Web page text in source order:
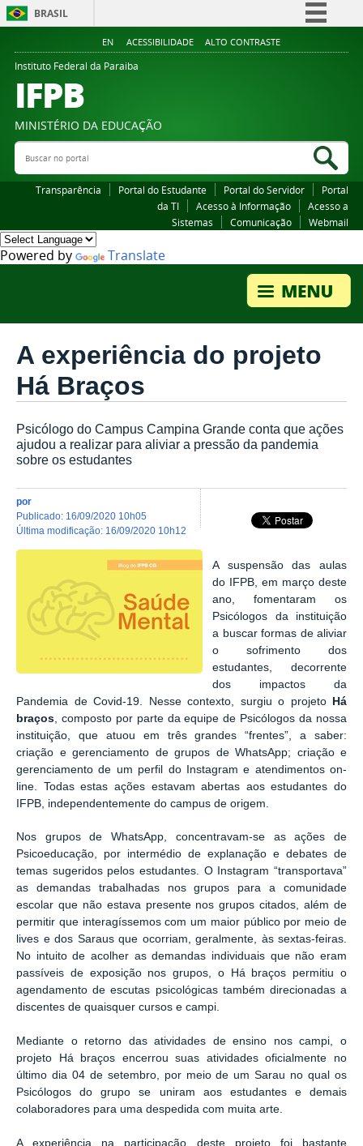
BRASIL
Simplifique!
Legislação
EN ACESSIBILIDADE ALTO CONTRASTE
Instituto Federal da Paraiba
IFPB
MINISTÉRIO DA EDUCAÇÃO
Buscar no portal
Transparência Portal do Estudante Portal do Servidor
Portal
da TI
Acesso à Informação
Acesso a
Sistemas
Comunicação Webmail
Powered by Translate
A experiência do projeto
Há Braços
Psicólogo do Campus Campina Grande conta que ações
ajudou a realizar para aliviar a pressão da pandemia
sobre os estudantes
por
publicado: 16/09/2020 10h05
última modificação: 16/09/2020 10h12
A suspensão das aulas
do IFPB, em março deste
ano, fomentaram os
Psicólogos da instituição
a buscar formas de aliviar
o sofrimento dos
estudantes, decorrente
dos impactos da
Pandemia de Covid-19. Nesse contexto, surgiu o projeto
Há
braços , composto por parte da equipe de Psicólogos da nossa
instituição, que atuou em três grandes “frentes”, a saber:
criação e gerenciamento de grupos de WhatsApp; criação e
gerenciamento de um perfil do Instagram e atendimentos on-
line. Todas estas ações estavam abertas aos estudantes do
IFPB, independentemente do campus de origem.
Nos grupos de WhatsApp, concentravam-se as ações de
Psicoeducação, por intermédio de explanação e debates de
temas sugeridos pelos estudantes. O Instagram “transportava”
as demandas trabalhadas nos grupos para a comunidade
escolar que não estava presente nos grupos citados, além de
permitir que interagíssemos com um maior público por meio de
lives e dos Saraus que ocorriam, geralmente, às sextas-feiras.
No intuito de acolher as demandas individuais que não eram
passíveis de exposição nos grupos, o Há braços permitiu o
agendamento de escutas psicológicas também direcionadas a
discentes de quaisquer cursos e campi.
Mediante o retorno das atividades de ensino nos campi, o
projeto Há braços encerrou suas atividades oficialmente no
último dia 04 de setembro, por meio de um Sarau no qual os
Psicólogos do grupo se uniram aos estudantes e demais
colaboradores para uma despedida com muita arte.
A experiência na participação deste projeto foi bastante